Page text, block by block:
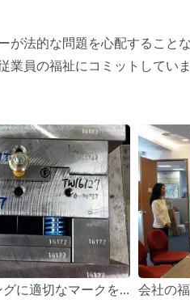
が法的な問題を心配するこ
員の福祉にコミットして
すべてのツーリングに適切なマークを付け、所有者のためだけに使用されることを確認します。